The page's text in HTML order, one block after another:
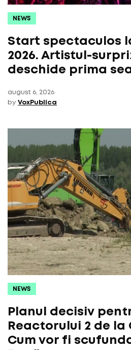
NEWS
Start spectaculos
2026. Artistul-
deschide prima
august 6, 2026
by VoxPublica
NEWS
Planul decisiv
Reactorului 2 de la
Cum vor fi